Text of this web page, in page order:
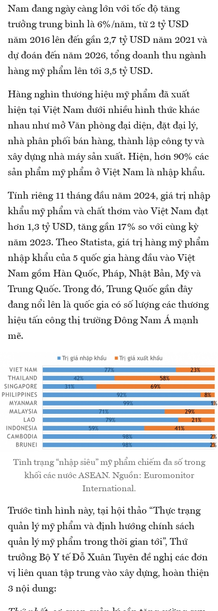
Nam đang ngày càng lớn với tốc độ tăng
trưởng trung bình là 6%/năm, từ 2 tỷ USD
năm 2016 lên đến gần 2,7 tỷ USD năm 2021 và
dự đoán đến năm 2026, tổng doanh thu ngành
hàng mỹ phẩm lên tới 3,5 tỷ USD.
Hàng nghìn thương hiệu mỹ phẩm đã xuất
hiện tại Việt Nam dưới nhiều hình thức khác
nhau như mở Văn phòng đại diện, đặt đại lý,
nhà phân phối bán hàng, thành lập công ty và
xây dựng nhà máy sản xuất. Hiện, hơn 90% các
sản phẩm mỹ phẩm ở Việt Nam là nhập khẩu.
Tính riêng 11 tháng đầu năm 2024, giá trị nhập
khẩu mỹ phẩm và chất thơm vào Việt Nam đạt
hơn 1,3 tỷ USD, tăng gần 17% so với cùng kỳ
năm 2023. Theo Statista, giá trị hàng mỹ phẩm
nhập khẩu của 5 quốc gia hàng đầu vào Việt
Nam gồm Hàn Quốc, Pháp, Nhật Bản, Mỹ và
Trung Quốc. Trong đó, Trung Quốc gần đây
đang nổi lên là quốc gia có số lượng các thương
hiệu tấn công thị trường Đông Nam Á mạnh
mẽ.
Tình trạng “nhập siêu” mỹ phẩm chiếm đa số trong
khối các nước ASEAN. Nguồn: Euromonitor
International.
Trước tình hình này, tại hội thảo “Thực trạng
quản lý mỹ phẩm và định hướng chính sách
quản lý mỹ phẩm trong thời gian tới”, Thứ
trưởng Bộ Y tế Đỗ Xuân Tuyên đề nghị các đơn
vị liên quan tập trung vào xây dựng, hoàn thiện
3 nội dung: